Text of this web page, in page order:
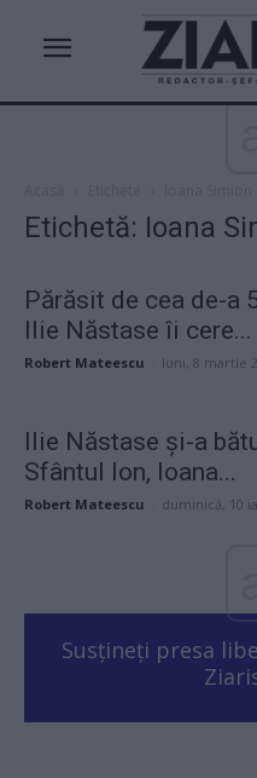
Etichetă: Ioana
Părăsit de cea de-a
Ilie Năstase îi cere...
Robert Mateescu luni, 8 martie
Ilie Năstase și-a
Sfântul Ion, Ioana...
Robert Mateescu duminică, 10
Susțineți presa